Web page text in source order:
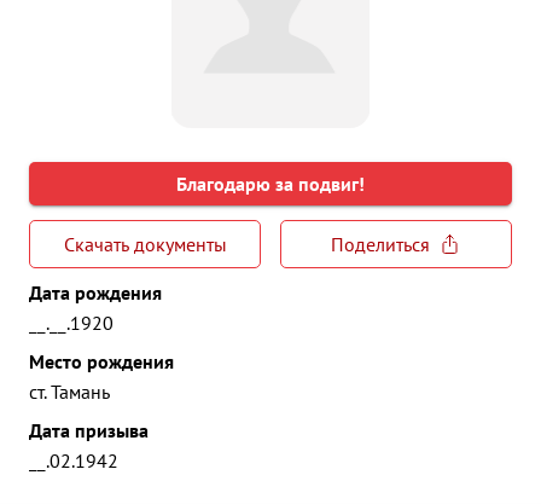
Благодарю за подвиг!
Скачать документы
Поделиться
Дата рождения
__.__.1920
Место рождения
ст. Тамань
Дата призыва
__.02.1942